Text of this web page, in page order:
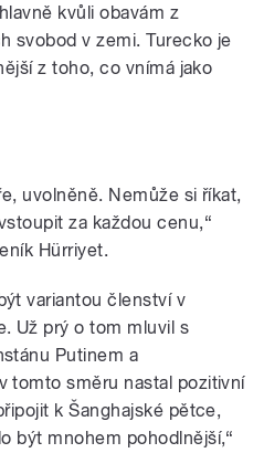
kvůli obavám z
svobod v zemi. Turecko je
z toho, co vnímá jako
uvolněně. Nemůže si říkat,
za každou cenu,“
Hürriyet.
variantou členství v
Už prý o tom mluvil s
Putinem a
tomto směru nastal pozitivní
k Šanghajské pětce,
být mnohem pohodlnější,“